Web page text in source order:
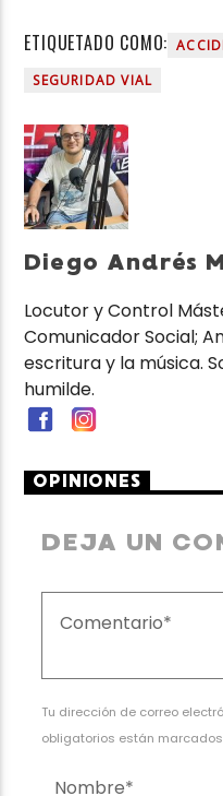
ETIQUETADO COMO:
SEGURIDAD VIAL
Diego Andrés
Locutor y Control
Comunicador Social;
escritura y la música.
humilde.
OPINIONES
DEJA UN
Tu dirección de correo
obligatorios están